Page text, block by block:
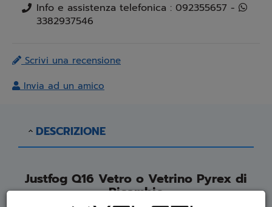
Info e assistenza telefonica : 092355657 -
3382937546
Scrivi una recensione
Invia ad un amico
DESCRIZIONE
Justfog Q16 Vetro o Vetrino Pyrex di
Ricambio